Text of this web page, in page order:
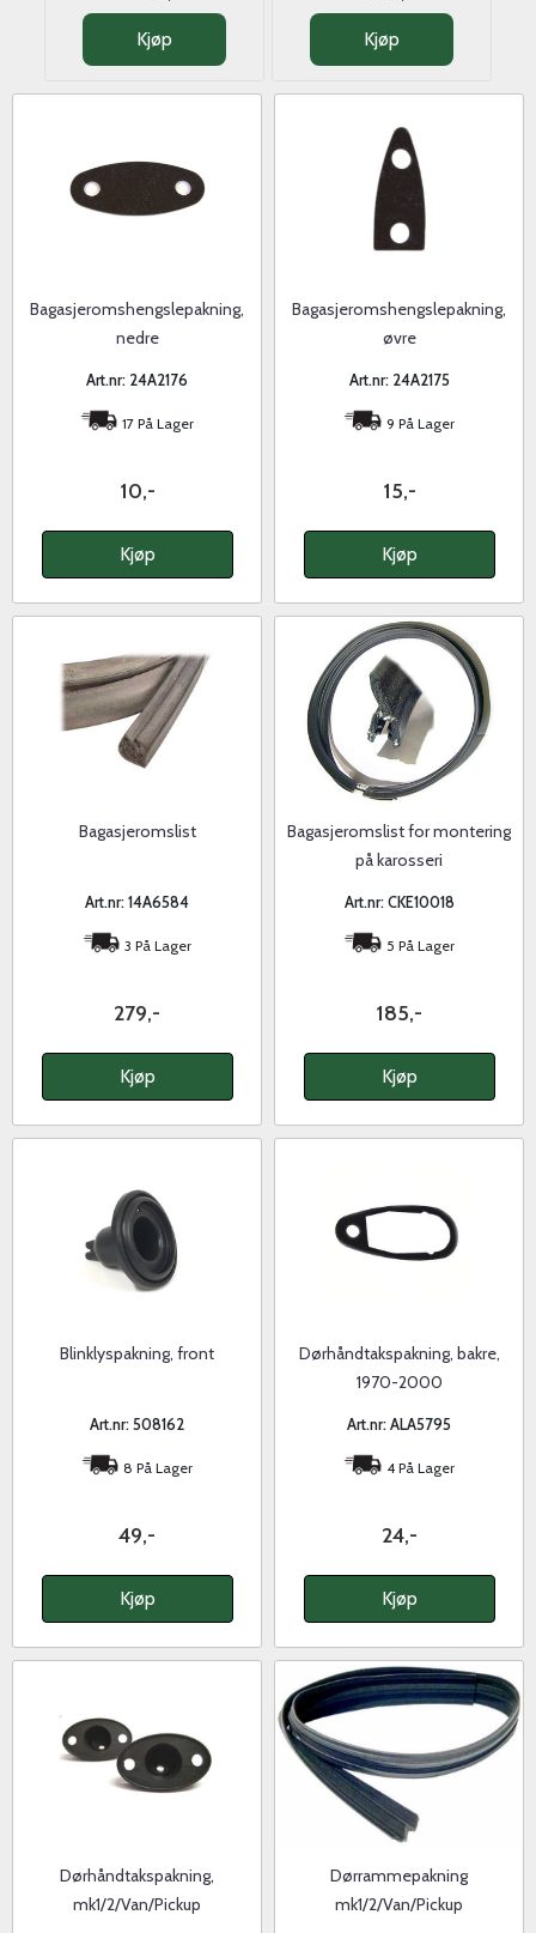
Kjøp Kjøp
Bagasjeromshengslepakning,
nedre
Art.nr: 24A2176
17 På Lager
10,-
Kjøp
Bagasjeromshengslepakning,
øvre
Art.nr: 24A2175
9 På Lager
15,-
Kjøp
Bagasjeromslist
Art.nr: 14A6584
3 På Lager
279,-
Kjøp
Bagasjeromslist for montering
på karosseri
Art.nr: CKE10018
5 På Lager
185,-
Kjøp
Blinklyspakning, front
Art.nr: 508162
8 På Lager
49,-
Kjøp
Dørhåndtakspakning, bakre,
1970-2000
Art.nr: ALA5795
4 På Lager
24,-
Kjøp
Dørhåndtakspakning,
mk1/2/Van/Pickup
Dørrammepakning
mk1/2/Van/Pickup